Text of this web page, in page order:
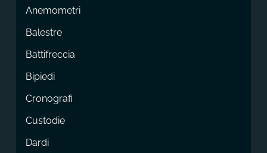
Anemometri
Balestre
Battifreccia
Bipiedi
Cronografi
Custodie
Dardi